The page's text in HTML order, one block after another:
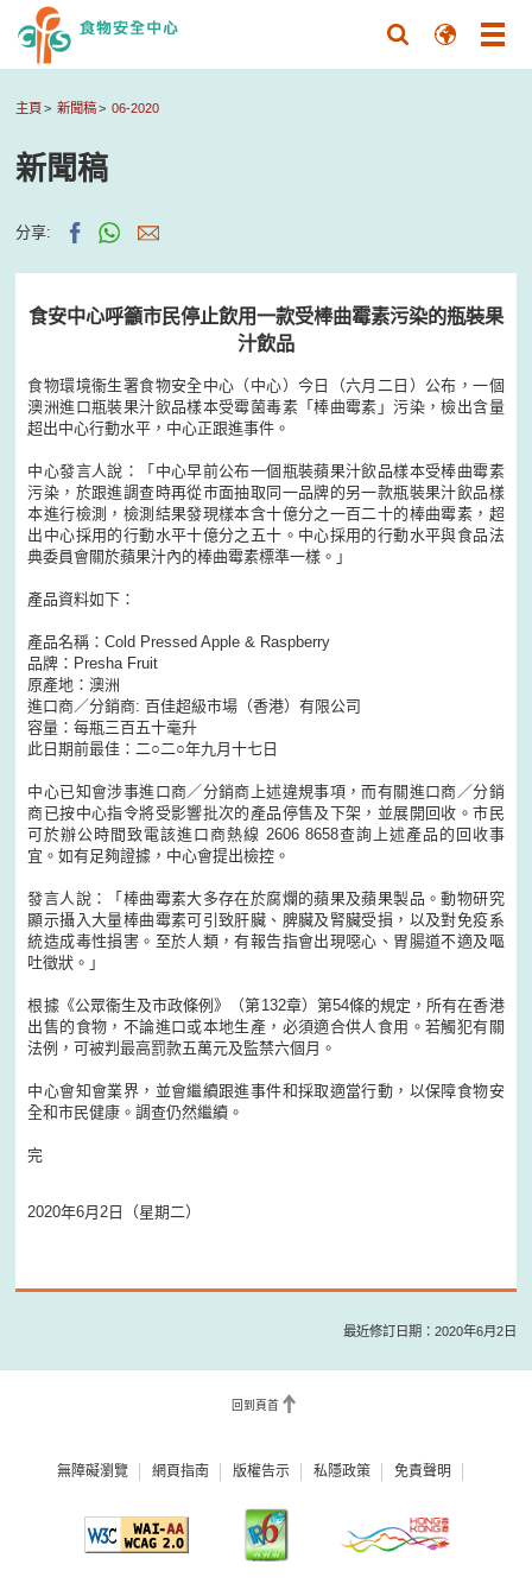
主頁 新聞稿 06-2020
新聞稿
分享:
食安中心呼籲市民停止飲用一款受棒曲霉素污染的瓶裝果
汁飲品
食物環境衞生署食物安全中心（中心）今日（六月二日）公布，一個
澳洲進口瓶裝果汁飲品樣本受霉菌毒素「棒曲霉素」污染，檢出含量
超出中心行動水平，中心正跟進事件。
中心發言人說：「中心早前公布一個瓶裝蘋果汁飲品樣本受棒曲霉素
污染，於跟進調查時再從巿面抽取同一品牌的另一款瓶裝果汁飲品樣
本進行檢測，檢測結果發現樣本含十億分之一百二十的棒曲霉素，超
出中心採用的行動水平十億分之五十。中心採用的行動水平與食品法
典委員會關於蘋果汁內的棒曲霉素標準一樣。」
產品資料如下：
產品名稱：Cold Pressed Apple & Raspberry
品牌：Presha Fruit
原產地：澳洲
進口商／分銷商: 百佳超級市場（香港）有限公司
容量：每瓶三百五十毫升
此日期前最佳：二○二○年九月十七日
中心已知會涉事進口商／分銷商上述違規事項，而有關進口商／分銷
商已按中心指令將受影響批次的產品停售及下架，並展開回收。市民
可於辦公時間致電該進口商熱線 2606 8658查詢上述產品的回收事
宜。如有足夠證據，中心會提出檢控。
發言人說：「棒曲霉素大多存在於腐爛的蘋果及蘋果製品。動物研究
顯示攝入大量棒曲霉素可引致肝臟、脾臟及腎臟受損，以及對免疫系
統造成毒性損害。至於人類，有報告指會出現噁心、胃腸道不適及嘔
吐徵狀。」
根據《公眾衞生及市政條例》（第132章）第54條的規定，所有在香港
出售的食物，不論進口或本地生產，必須適合供人食用。若觸犯有關
法例，可被判最高罰款五萬元及監禁六個月。
中心會知會業界，並會繼續跟進事件和採取適當行動，以保障食物安
全和市民健康。調查仍然繼續。
完
2020年6月2日（星期二）
最近修訂日期：2020年6月2日
回到頁首
無障礙瀏覽 網頁指南 版權告示 私隱政策 免責聲明